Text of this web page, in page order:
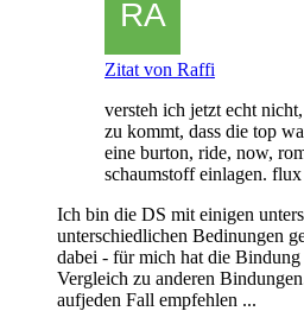
Zitat von Raffi
versteh ich jetzt echt
zu kommt, dass die top
eine burton, ride, now,
schaumstoff einlagen.
Ich bin die DS mit einigen
unterschiedlichen Bedinungen
dabei - für mich hat die
Vergleich zu anderen
aufjeden Fall empfehlen ...